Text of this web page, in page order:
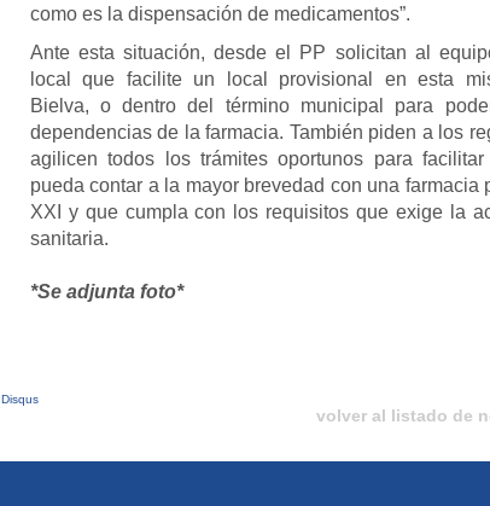
como es la dispensación de medicamentos”.
Ante esta situación, desde el PP solicitan al
local que facilite un local provisional en esta
Bielva, o dentro del término municipal para
dependencias de la farmacia. También piden a los
agilicen todos los trámites oportunos para
pueda contar a la mayor brevedad con una farmacia
XXI y que cumpla con los requisitos que exige la
sanitaria.
*Se adjunta foto*
Disqus
volver al listado de